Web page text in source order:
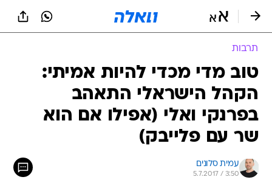
תרבות
טוב מדי מכדי להיות אמיתי:
הקהל הישראלי התאהב
בפרנקי ואלי (אפילו אם הוא
שר עם פלייבק)
עמית סלונים
5.7.2017 / 3:50